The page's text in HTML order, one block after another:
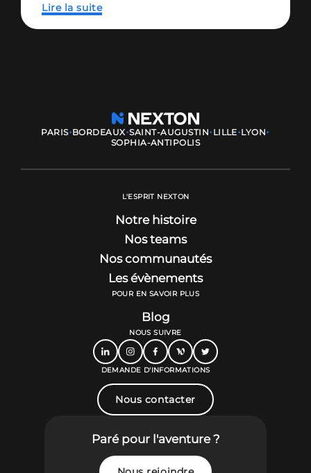
Lire la suite
PARIS·BORDEAUX·SAINT-AUGUSTIN· LILLE·LYON·
SOPHIA-ANTIPOLIS
L'ESPRIT NEXTON
Notre histoire
Nos teams
Nos communautés
Les évènements
POUR EN SAVOIR PLUS
Blog
NOUS SUIVRE
DEMANDE D'INFORMATIONS
Nous contacter
Paré pour l'aventure ?